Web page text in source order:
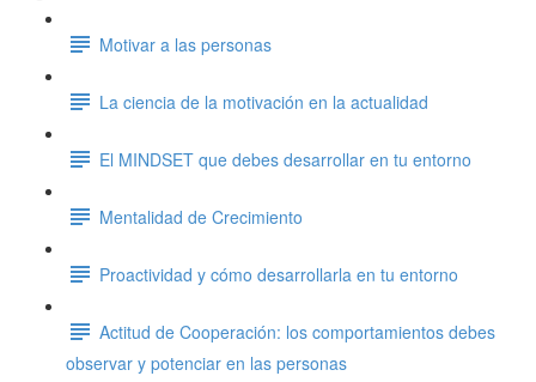
Motivar a las personas
La ciencia de la motivación en la actualidad
El MINDSET que debes desarrollar en tu entorno
Mentalidad de Crecimiento
Proactividad y cómo desarrollarla en tu entorno
Actitud de Cooperación: los comportamientos debes
observar y potenciar en las personas